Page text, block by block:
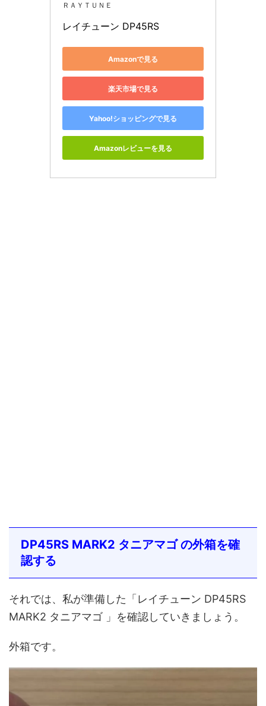
ＲＡＹＴＵＮＥ
レイチューン DP45RS
Amazonで見る
楽天市場で見る
Yahoo!ショッピングで見る
Amazonレビューを見る
DP45RS MARK2 タニアマゴ の外箱を確
認する
それでは、私が準備した「レイチューン DP45RS
MARK2 タニアマゴ 」を確認していきましょう。
外箱です。